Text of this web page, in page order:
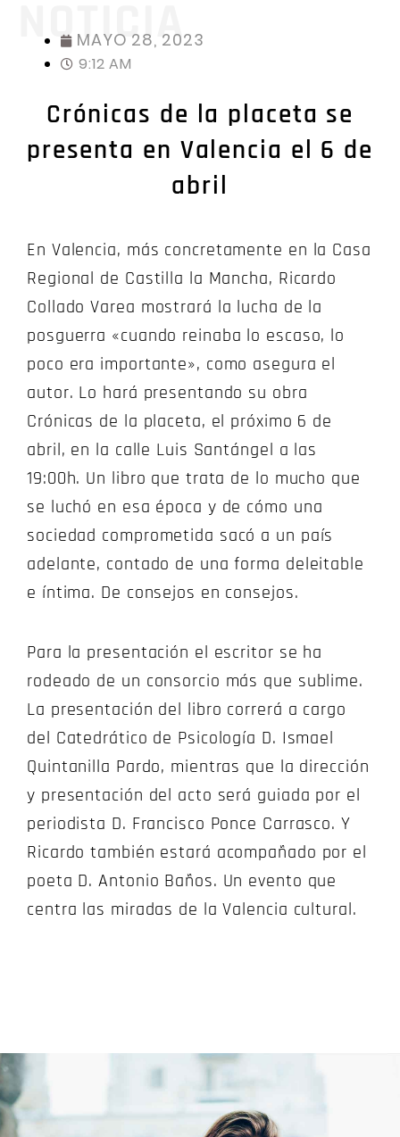
NOTICIA
MAYO 28, 2023
9:12 AM
Crónicas de la placeta se
presenta en Valencia el 6 de
abril
En Valencia, más concretamente en la Casa
Regional de Castilla la Mancha, Ricardo
Collado Varea mostrará la lucha de la
posguerra «cuando reinaba lo escaso, lo
poco era importante», como asegura el
autor. Lo hará presentando su obra
Crónicas de la placeta, el próximo 6 de
abril, en la calle Luis Santángel a las
19:00h. Un libro que trata de lo mucho que
se luchó en esa época y de cómo una
sociedad comprometida sacó a un país
adelante, contado de una forma deleitable
e íntima. De consejos en consejos.
Para la presentación el escritor se ha
rodeado de un consorcio más que sublime.
La presentación del libro correrá a cargo
del Catedrático de Psicología D. Ismael
Quintanilla Pardo, mientras que la dirección
y presentación del acto será guiada por el
periodista D. Francisco Ponce Carrasco. Y
Ricardo también estará acompañado por el
poeta D. Antonio Baños. Un evento que
centra las miradas de la Valencia cultural.